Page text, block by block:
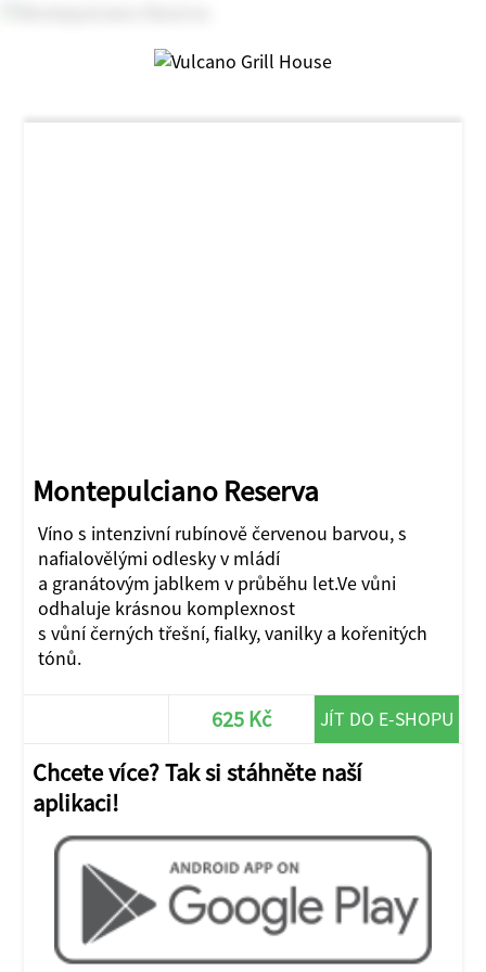
Montepulciano Reserva
Víno s intenzivní rubínově červenou barvou, s
nafialovělými odlesky v mládí
a granátovým jablkem v průběhu let.Ve vůni
odhaluje krásnou komplexnost
s vůní černých třešní, fialky, vanilky a kořenitých
tónů.
625 Kč JÍT DO E-SHOPU
Chcete více? Tak si stáhněte naší
aplikaci!